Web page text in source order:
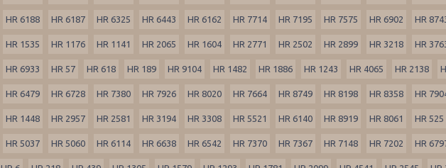
HR 6188 HR 6187 HR 6325 HR 6443 HR 6162 HR 7714 HR 7195 HR 7575 HR 6902 HR
HR 1535 HR 1176 HR 1141 HR 2065 HR 1604 HR 2771 HR 2502 HR 2899 HR 3218 HR
HR 6933 HR 57 HR 618 HR 189 HR 9104 HR 1482 HR 1886 HR 1243 HR 4065 HR 2138
HR 6479 HR 6728 HR 7380 HR 7926 HR 8020 HR 7664 HR 8749 HR 8198 HR 8358 HR
HR 1448 HR 2957 HR 2581 HR 3194 HR 3308 HR 5521 HR 6140 HR 8919 HR 8061 HR 525
HR 5037 HR 5060 HR 6114 HR 6638 HR 6542 HR 7370 HR 7367 HR 7148 HR 7202 HR